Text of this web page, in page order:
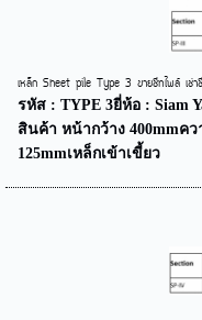
เหล็ก Sheet pile Type 3 ขายชีทไพล์ เช่า
รหัส : TYPE 3ยี่ห้อ : Siam
สินค้า หน้ากว้าง 400mmคว
125mmเหล็กเข้าเขี้ยว